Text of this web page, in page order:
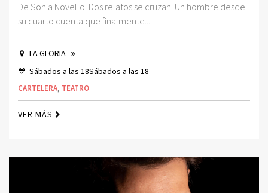
De Sonia Novello. Dos relatos se cruzan. Un hombre desde
su cuarto cuenta que finalmente...
LA GLORIA
Sábados a las 18Sábados a las 18
CARTELERA, TEATRO
VER MÁS